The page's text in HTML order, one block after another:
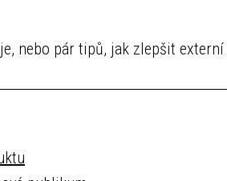
nebo pár tipů, jak zlepšit externí